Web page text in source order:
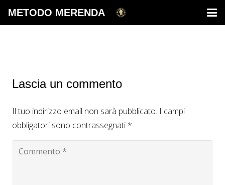
METODO MERENDA
Lascia un commento
Il tuo indirizzo email non sarà pubblicato. I campi
obbligatori sono contrassegnati *